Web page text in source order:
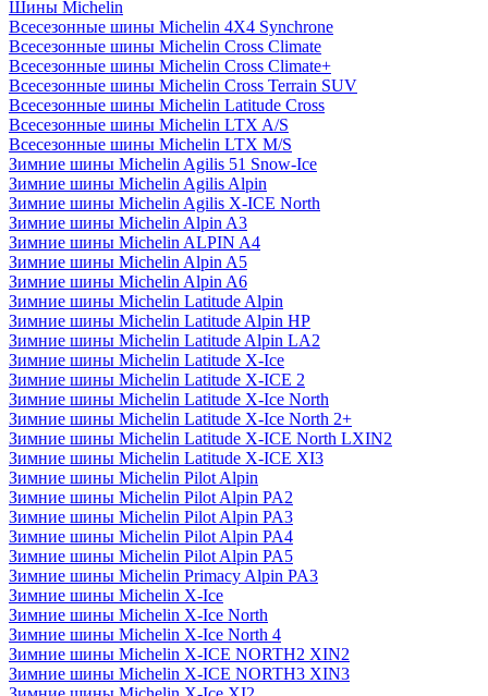
Шины Michelin
Всесезонные шины Michelin 4X4 Synchrone
Всесезонные шины Michelin Cross Climate
Всесезонные шины Michelin Cross Climate+
Всесезонные шины Michelin Cross Terrain SUV
Всесезонные шины Michelin Latitude Cross
Всесезонные шины Michelin LTX A/S
Всесезонные шины Michelin LTX M/S
Зимние шины Michelin Agilis 51 Snow-Ice
Зимние шины Michelin Agilis Alpin
Зимние шины Michelin Agilis X-ICE North
Зимние шины Michelin Alpin A3
Зимние шины Michelin ALPIN A4
Зимние шины Michelin Alpin A5
Зимние шины Michelin Alpin A6
Зимние шины Michelin Latitude Alpin
Зимние шины Michelin Latitude Alpin HP
Зимние шины Michelin Latitude Alpin LA2
Зимние шины Michelin Latitude X-Ice
Зимние шины Michelin Latitude X-ICE 2
Зимние шины Michelin Latitude X-Ice North
Зимние шины Michelin Latitude X-Ice North 2+
Зимние шины Michelin Latitude X-ICE North LXIN2
Зимние шины Michelin Latitude X-ICE XI3
Зимние шины Michelin Pilot Alpin
Зимние шины Michelin Pilot Alpin PA2
Зимние шины Michelin Pilot Alpin PA3
Зимние шины Michelin Pilot Alpin PA4
Зимние шины Michelin Pilot Alpin PA5
Зимние шины Michelin Primacy Alpin PA3
Зимние шины Michelin X-Ice
Зимние шины Michelin X-Ice North
Зимние шины Michelin X-Ice North 4
Зимние шины Michelin X-ICE NORTH2 XIN2
Зимние шины Michelin X-ICE NORTH3 XIN3